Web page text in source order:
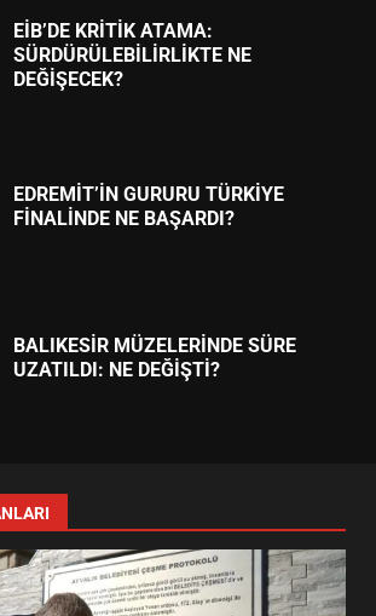
EİB’DE KRİTİK ATAMA:
SÜRDÜRÜLEBİLİRLİKTE NE
DEĞİŞECEK?
EDREMİT’İN GURURU TÜRKİYE
FİNALİNDE NE BAŞARDI?
BALIKESİR MÜZELERİNDE SÜRE
UZATILDI: NE DEĞİŞTİ?
TURNUVASI KAYITLARI NEYİ
DEĞİŞTİRİYOR?